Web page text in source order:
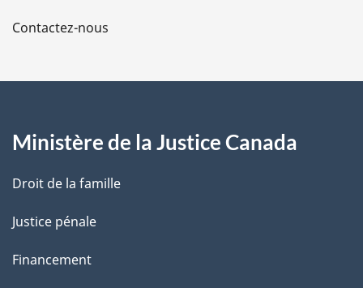
a
e
Contactez-nous
Ministère de la Justice Canada
Droit de la famille
Justice pénale
Financement